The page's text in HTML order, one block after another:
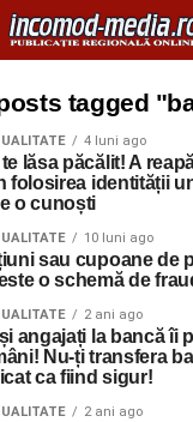
tagged
4 luni ago
te lăsa păcălit! A
folosirea identității
o cunoști
10 luni ago
sau cupoane de
o schemă de
2 ani ago
angajați la bancă îi
Nu-ți transfera
ca fiind sigur!
2 ani ago